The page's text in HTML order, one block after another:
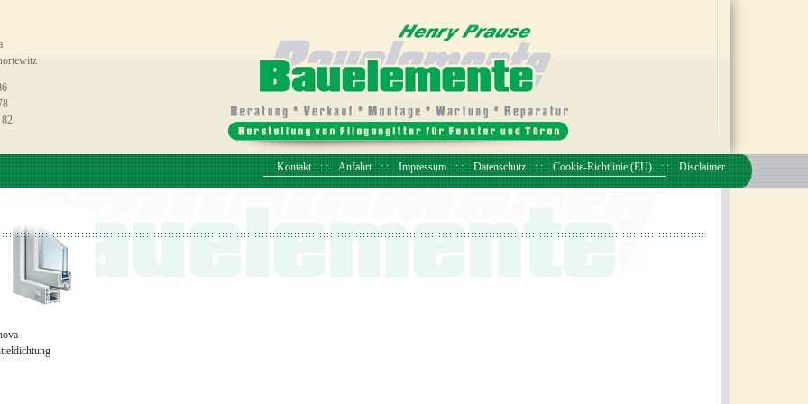
Kontakt Anfahrt Impressum Datenschutz Cookie-Richtlinie (EU) Disclaimer